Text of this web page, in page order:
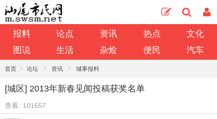
报料 论点 资讯 热点
文化
图说
生活 杂烩 便民 汽车
首页 › 论坛 › 资讯 › 城事报料
[城区] 2013年新春见闻投稿获奖名单
查看: 101657